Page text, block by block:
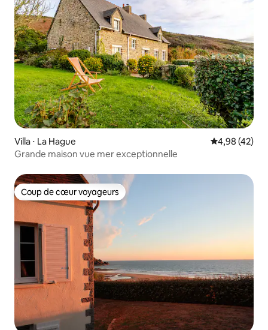
Villa ⋅ La Hague Évaluation
4,98 (42)
Grande maison vue mer exceptionnelle
Coup de cœur voyageurs
Coup de cœur voyageurs